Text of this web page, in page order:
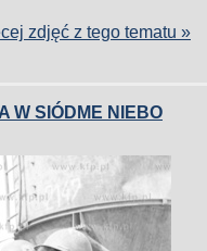
zdjęć z tego tematu »
W SIÓDME NIEBO